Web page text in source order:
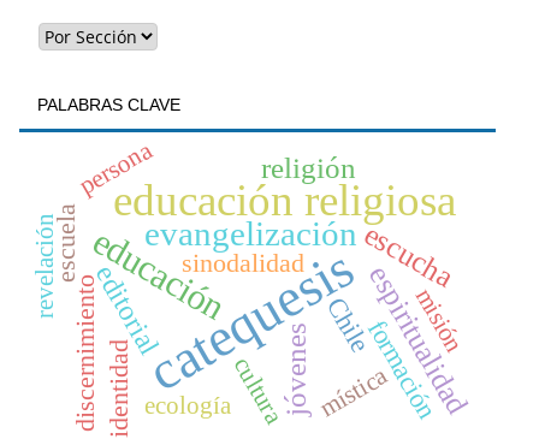
PALABRAS CLAVE
catequesis
educación religiosa
educación
evangelización escucha
jóvenes espiritualidad
religión
editorial Chileformación
discernimiento
escuela
identidad
sinodalidad
cultura mística
revelación
ecología
persona
misión